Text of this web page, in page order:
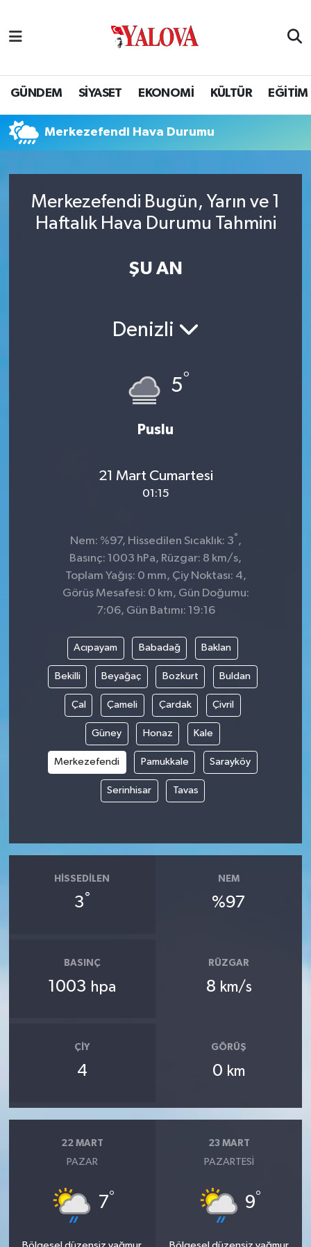
GÜNDEM SİYASET EKONOMİ KÜLTÜR EĞİTİM
Merkezefendi Hava Durumu
Merkezefendi Bugün, Yarın ve 1
Haftalık Hava Durumu Tahmini
ŞU AN
Denizli
5°
Puslu
21 Mart Cumartesi
01:15
Nem: %97, Hissedilen Sıcaklık: 3° ,
Basınç: 1003 hPa, Rüzgar: 8 km/s,
Toplam Yağış: 0 mm, Çiy Noktası: 4,
Görüş Mesafesi: 0 km, Gün Doğumu:
7:06, Gün Batımı: 19:16
Acıpayam Babadağ Baklan
Bekilli Beyağaç Bozkurt Buldan
Çal Çameli Çardak Çivril
Güney Honaz Kale
Merkezefendi Pamukkale Sarayköy
Serinhisar Tavas
HISSEDILEN
3°
NEM
%97
BASINÇ
1003 hpa
RÜZGAR
8 km/s
ÇIY
4
GÖRÜŞ
0 km
22 MART
PAZAR
7°
23 MART
PAZARTESI
9°
SİYASET
EĞİTİM
BİLİM VE TEKNOLOJİ
Yalova Nöbetçi Eczaneler
Yalova Hava Durumu
Puan Durumu ve Fikstür
Tüm Manşetler
Son Dakika Haberleri